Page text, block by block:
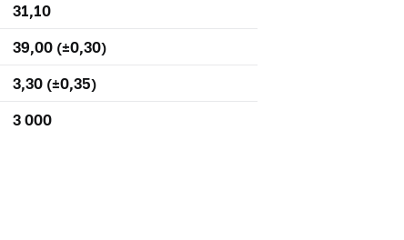
31,10
39,00 (±0,30)
3,30 (±0,35)
3 000